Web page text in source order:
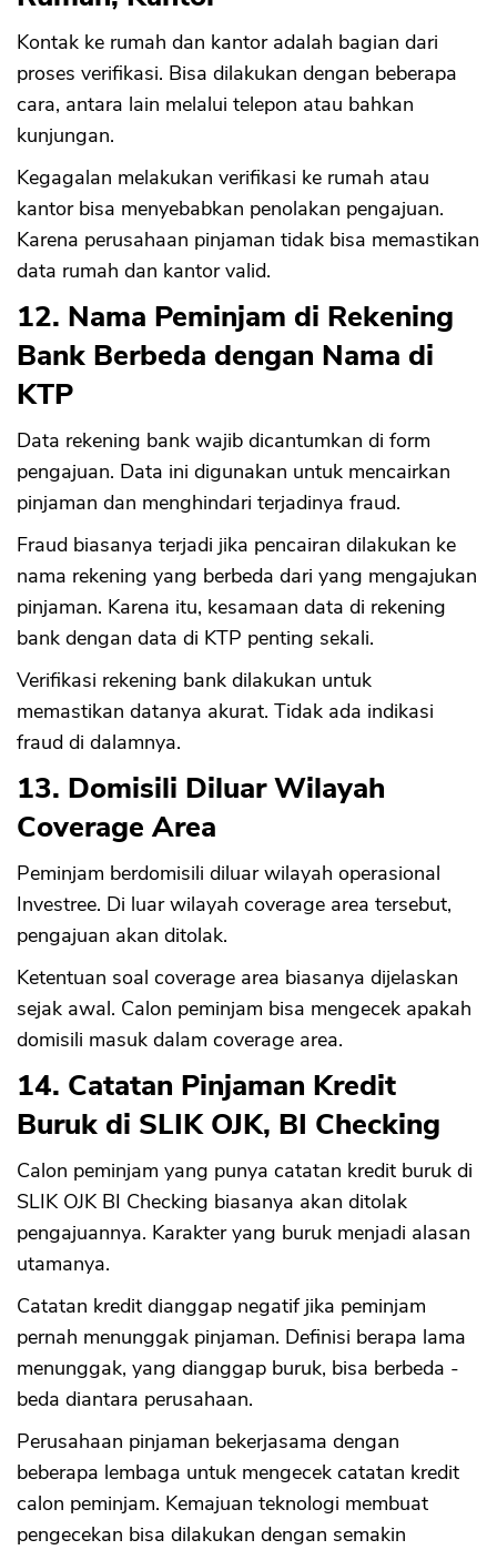
Kontak ke rumah dan kantor adalah bagian dari
proses verifikasi. Bisa dilakukan dengan beberapa
cara, antara lain melalui telepon atau bahkan
kunjungan.
Kegagalan melakukan verifikasi ke rumah atau
kantor bisa menyebabkan penolakan pengajuan.
Karena perusahaan pinjaman tidak bisa memastikan
data rumah dan kantor valid.
12. Nama Peminjam di Rekening
Bank Berbeda dengan Nama di
KTP
Data rekening bank wajib dicantumkan di form
pengajuan. Data ini digunakan untuk mencairkan
pinjaman dan menghindari terjadinya fraud.
Fraud biasanya terjadi jika pencairan dilakukan ke
nama rekening yang berbeda dari yang mengajukan
pinjaman. Karena itu, kesamaan data di rekening
bank dengan data di KTP penting sekali.
Verifikasi rekening bank dilakukan untuk
memastikan datanya akurat. Tidak ada indikasi
fraud di dalamnya.
13. Domisili Diluar Wilayah
Coverage Area
Peminjam berdomisili diluar wilayah operasional
Investree. Di luar wilayah coverage area tersebut,
pengajuan akan ditolak.
Ketentuan soal coverage area biasanya dijelaskan
sejak awal. Calon peminjam bisa mengecek apakah
domisili masuk dalam coverage area.
14. Catatan Pinjaman Kredit
Buruk di SLIK OJK, BI Checking
Calon peminjam yang punya catatan kredit buruk di
SLIK OJK BI Checking biasanya akan ditolak
pengajuannya. Karakter yang buruk menjadi alasan
utamanya.
Catatan kredit dianggap negatif jika peminjam
pernah menunggak pinjaman. Definisi berapa lama
menunggak, yang dianggap buruk, bisa berbeda -
beda diantara perusahaan.
Perusahaan pinjaman bekerjasama dengan
beberapa lembaga untuk mengecek catatan kredit
calon peminjam. Kemajuan teknologi membuat
pengecekan bisa dilakukan dengan semakin
OK
CANCEL